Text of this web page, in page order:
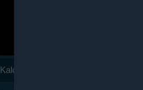
Kalóriaszámlálás